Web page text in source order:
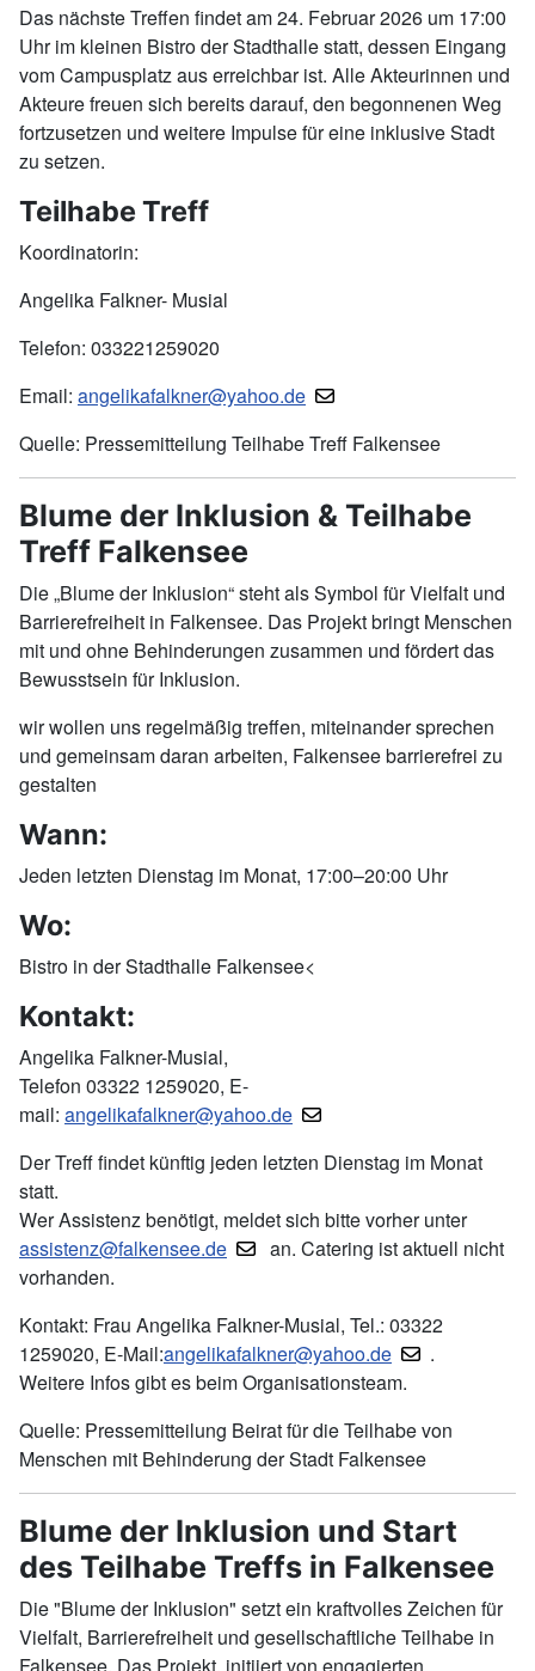
Das nächste Treffen findet am 24. Februar 2026 um 17:00
Uhr im kleinen Bistro der Stadthalle statt, dessen Eingang
vom Campusplatz aus erreichbar ist. Alle Akteurinnen und
Akteure freuen sich bereits darauf, den begonnenen Weg
fortzusetzen und weitere Impulse für eine inklusive Stadt
zu setzen.
Teilhabe Treff
Koordinatorin:
Angelika Falkner- Musial
Telefon: 033221259020
Email: angelikafalkner@yahoo.de
Quelle: Pressemitteilung Teilhabe Treff Falkensee
Blume der Inklusion & Teilhabe
Treff Falkensee
Die „Blume der Inklusion“ steht als Symbol für Vielfalt und
Barrierefreiheit in Falkensee. Das Projekt bringt Menschen
mit und ohne Behinderungen zusammen und fördert das
Bewusstsein für Inklusion.
wir wollen uns regelmäßig treffen, miteinander sprechen
und gemeinsam daran arbeiten, Falkensee barrierefrei zu
gestalten
Wann:
Jeden letzten Dienstag im Monat, 17:00–20:00 Uhr
Wo:
Bistro in der Stadthalle Falkensee<
Kontakt:
Angelika Falkner-Musial,
Telefon 03322 1259020, E-
mail: angelikafalkner@yahoo.de
Der Treff findet künftig jeden letzten Dienstag im Monat
statt.
Wer Assistenz benötigt, meldet sich bitte vorher unter
assistenz@falkensee.de
an. Catering ist aktuell nicht
vorhanden.
Kontakt: Frau Angelika Falkner-Musial, Tel.: 03322
1259020, E-Mail:angelikafalkner@yahoo.de
.
Weitere Infos gibt es beim Organisationsteam.
Quelle: Pressemitteilung Beirat für die Teilhabe von
Menschen mit Behinderung der Stadt Falkensee
Blume der Inklusion und Start
des Teilhabe Treffs in Falkensee
Die "Blume der Inklusion" setzt ein kraftvolles Zeichen für
Vielfalt, Barrierefreiheit und gesellschaftliche Teilhabe in
Falkensee. Das Projekt, initiiert von engagierten